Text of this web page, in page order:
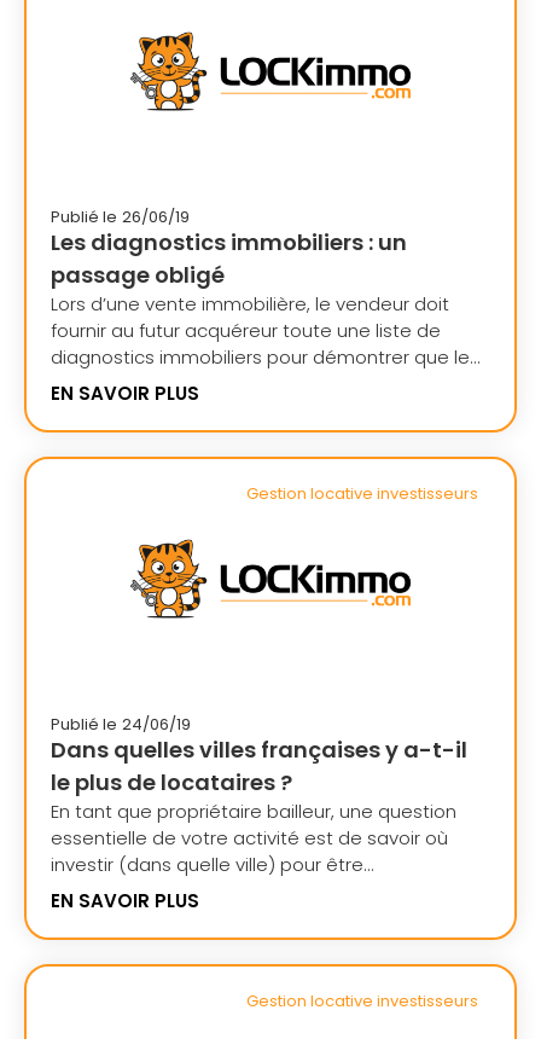
Publié le 26/06/19
Les diagnostics immobiliers : un
passage obligé
Lors d’une vente immobilière, le vendeur doit
fournir au futur acquéreur toute une liste de
diagnostics immobiliers pour démontrer que le...
EN SAVOIR PLUS
Gestion locative investisseurs
Publié le 24/06/19
Dans quelles villes françaises y a-t-il
le plus de locataires ?
En tant que propriétaire bailleur, une question
essentielle de votre activité est de savoir où
investir (dans quelle ville) pour être...
EN SAVOIR PLUS
Gestion locative investisseurs